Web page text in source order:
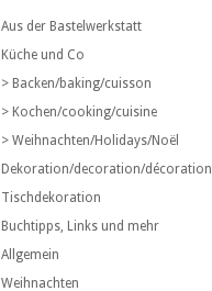
Aus der Bastelwerkstatt
Küche und Co
> Backen/baking/cuisson
> Kochen/cooking/cuisine
> Weihnachten/Holidays/Noël
Dekoration/decoration/décoration
Tischdekoration
Buchtipps, Links und mehr
Allgemein
Weihnachten